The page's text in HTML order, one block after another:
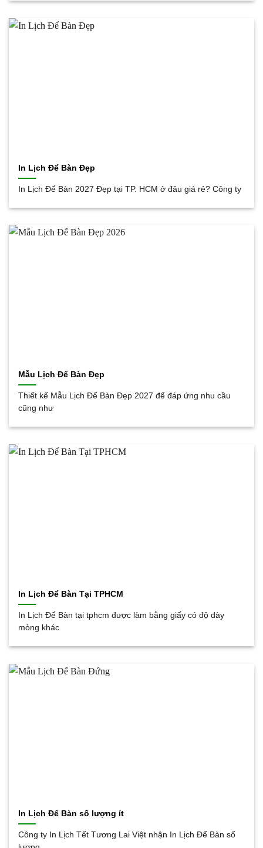
In Lịch Để Bàn Đẹp
In Lịch Để Bàn 2027 Đẹp tại TP. HCM ở đâu giá rẻ? Công ty
Mẫu Lịch Để Bàn Đẹp
Thiết kế Mẫu Lịch Để Bàn Đẹp 2027 để đáp ứng nhu cầu
cũng như
In Lịch Để Bàn Tại TPHCM
In Lịch Để Bàn tại tphcm được làm bằng giấy có độ dày
mỏng khác
In Lịch Để Bàn số lượng ít
Công ty In Lịch Tết Tương Lai Việt nhận In Lịch Để Bàn số